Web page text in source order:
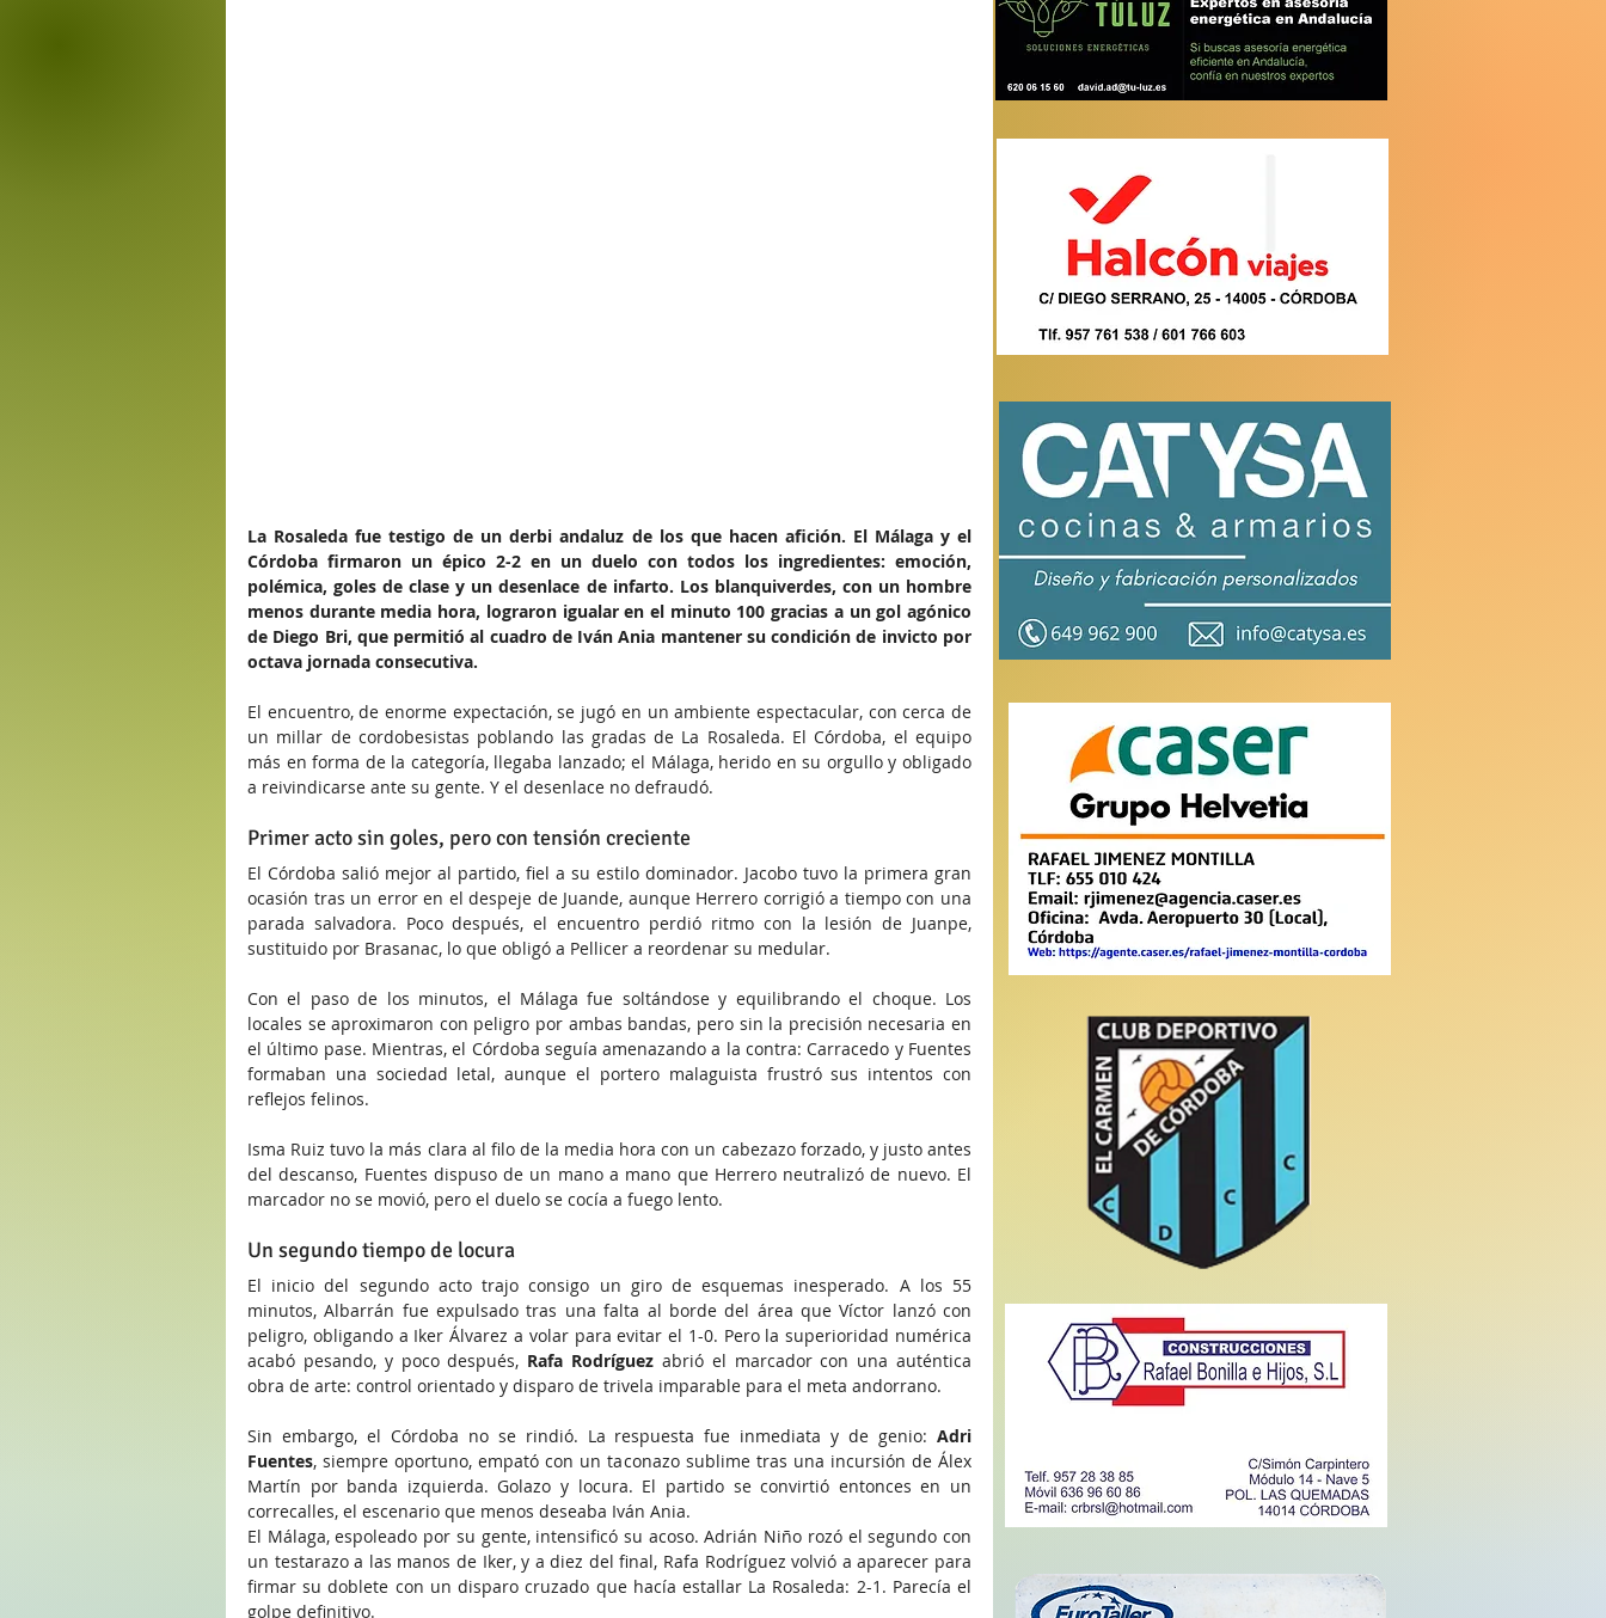
La Rosaleda fue testigo de un derbi andaluz de los que hacen afición. El Málaga y el
Córdoba firmaron un épico 2-2 en un duelo con todos los ingredientes: emoción,
polémica, goles de clase y un desenlace de infarto. Los blanquiverdes, con un hombre
menos durante media hora, lograron igualar en el minuto 100 gracias a un gol agónico
de Diego Bri, que permitió al cuadro de Iván Ania mantener su condición de invicto por
octava jornada consecutiva.
El encuentro, de enorme expectación, se jugó en un ambiente espectacular, con cerca de
un millar de cordobesistas poblando las gradas de La Rosaleda. El Córdoba, el equipo
más en forma de la categoría, llegaba lanzado; el Málaga, herido en su orgullo y obligado
a reivindicarse ante su gente. Y el desenlace no defraudó.
Primer acto sin goles, pero con tensión creciente
El Córdoba salió mejor al partido, fiel a su estilo dominador. Jacobo tuvo la primera gran
ocasión tras un error en el despeje de Juande, aunque Herrero corrigió a tiempo con una
parada salvadora. Poco después, el encuentro perdió ritmo con la lesión de Juanpe,
sustituido por Brasanac, lo que obligó a Pellicer a reordenar su medular.
Con el paso de los minutos, el Málaga fue soltándose y equilibrando el choque. Los
locales se aproximaron con peligro por ambas bandas, pero sin la precisión necesaria en
el último pase. Mientras, el Córdoba seguía amenazando a la contra: Carracedo y Fuentes
formaban una sociedad letal, aunque el portero malaguista frustró sus intentos con
reflejos felinos.
Isma Ruiz tuvo la más clara al filo de la media hora con un cabezazo forzado, y justo antes
del descanso, Fuentes dispuso de un mano a mano que Herrero neutralizó de nuevo. El
marcador no se movió, pero el duelo se cocía a fuego lento.
Un segundo tiempo de locura
El inicio del segundo acto trajo consigo un giro de esquemas inesperado. A los 55
minutos, Albarrán fue expulsado tras una falta al borde del área que Víctor lanzó con
peligro, obligando a Iker Álvarez a volar para evitar el 1-0. Pero la superioridad numérica
acabó pesando, y poco después, Rafa Rodríguez abrió el marcador con una auténtica
obra de arte: control orientado y disparo de trivela imparable para el meta andorrano.
Sin embargo, el Córdoba no se rindió. La respuesta fue inmediata y de genio: Adri
Fuentes, siempre oportuno, empató con un taconazo sublime tras una incursión de Álex
Martín por banda izquierda. Golazo y locura. El partido se convirtió entonces en un
correcalles, el escenario que menos deseaba Iván Ania.
El Málaga, espoleado por su gente, intensificó su acoso. Adrián Niño rozó el segundo con
un testarazo a las manos de Iker, y a diez del final, Rafa Rodríguez volvió a aparecer para
firmar su doblete con un disparo cruzado que hacía estallar La Rosaleda: 2-1. Parecía el
golpe definitivo.